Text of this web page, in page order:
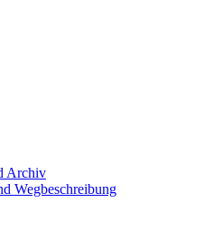
Archiv
Wegbeschreibung